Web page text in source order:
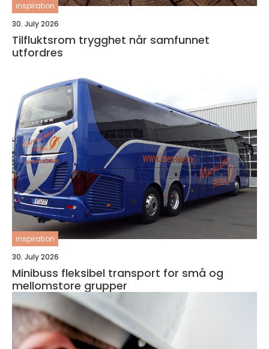
inspiration
30. July 2026
Tilfluktsrom trygghet når samfunnet
utfordres
inspiration
30. July 2026
Minibuss fleksibel transport for små og
mellomstore grupper